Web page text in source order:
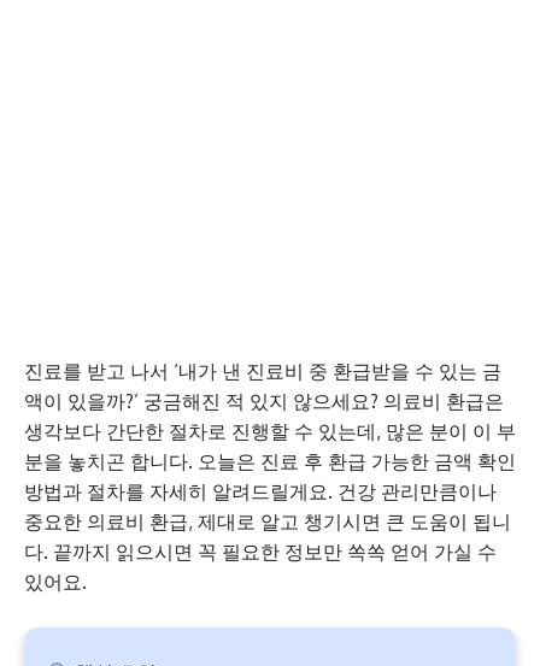
진료를 받고 나서 ‘내가 낸 진료비 중 환급받을 수 있는 금
액이 있을까?’ 궁금해진 적 있지 않으세요? 의료비 환급은
생각보다 간단한 절차로 진행할 수 있는데, 많은 분이 이 부
분을 놓치곤 합니다. 오늘은 진료 후 환급 가능한 금액 확인
방법과 절차를 자세히 알려드릴게요. 건강 관리만큼이나
중요한 의료비 환급, 제대로 알고 챙기시면 큰 도움이 됩니
다. 끝까지 읽으시면 꼭 필요한 정보만 쏙쏙 얻어 가실 수
있어요.